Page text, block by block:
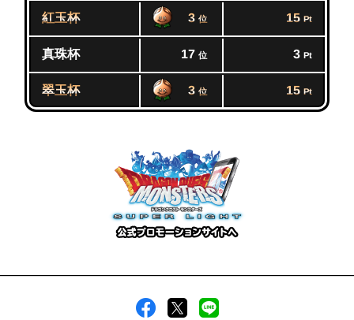
紅玉杯 3 位 15 Pt
真珠杯 17 位 3 Pt
翠玉杯 3 位 15 Pt